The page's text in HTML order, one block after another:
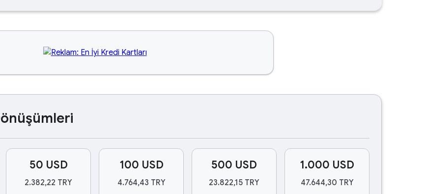
50 USD
2.382,22 TRY
100 USD
4.764,43 TRY
500 USD
23.822,15 TRY
1.000 USD
47.644,30 TRY